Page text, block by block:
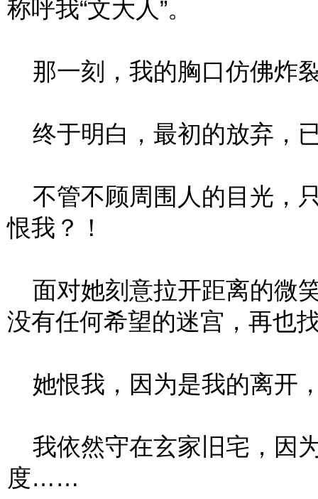
称呼我“文大人”。
那一刻，我的胸口仿佛炸
终于明白，最初的放弃，
不管不顾周围人的目光，
恨我？！
面对她刻意拉开距离的微
没有任何希望的迷宫，再也
她恨我，因为是我的离开
我依然守在玄家旧宅，因
度……